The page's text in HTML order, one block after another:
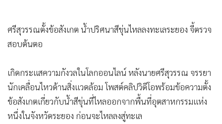
วิทยาศาสตร์
• SMEs
• อินโดจีน
• กองทุนรวม
• Celeb Online
• Factcheck
ศรีสุวรรณตั้งข้อสังเกต น้ำปริศนาสีขุ่นไหลลงทะเลระยอง จี้ตรวจ
สอบต้นตอ
เกิดกระแสความกังวลในโลกออนไลน์ หลังนายศรีสุวรรณ จรรยา
นักเคลื่อนไหวด้านสิ่งแวดล้อม โพสต์คลิปวิดีโอพร้อมข้อความตั้ง
ข้อสังเกตเกี่ยวกับน้ำสีขุ่นที่ไหลออกจากพื้นที่อุตสาหกรรมแห่ง
หนึ่งในจังหวัดระยอง ก่อนจะไหลลงสู่ทะเล